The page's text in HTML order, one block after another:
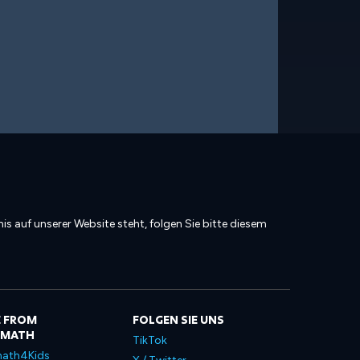
auf unserer Website steht, folgen Sie bitte diesem
FROM
FOLGEN SIE UNS
TikTok